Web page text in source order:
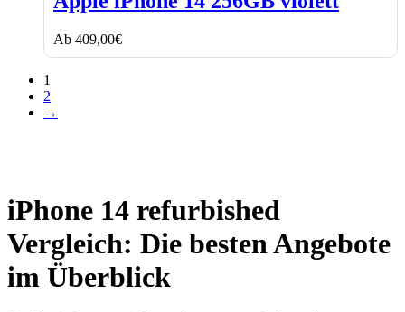
14
violett
Ab 409,00€
1
2
→
iPhone 14 refurbished
Vergleich: Die besten Angebote
im Überblick